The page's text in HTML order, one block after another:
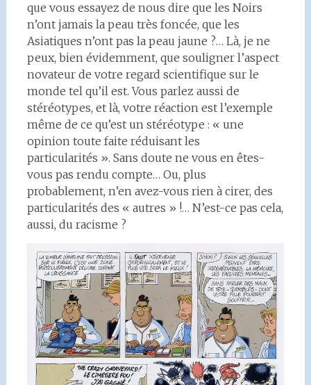
que vous essayez de nous dire que les Noirs
n’ont jamais la peau très foncée, que les
Asiatiques n’ont pas la peau jaune ?… Là, je ne
peux, bien évidemment, que souligner l’aspect
novateur de votre regard scientifique sur le
monde tel qu’il est. Vous parlez aussi de
stéréotypes, et là, votre réaction est l’exemple
même de ce qu’est un stéréotype : « une
opinion toute faite réduisant les
particularités ». Sans doute ne vous en êtes-
vous pas rendu compte… Ou, plus
probablement, n’en avez-vous rien à cirer, des
particularités des « autres » !… N’est-ce pas cela,
aussi, du racisme ?